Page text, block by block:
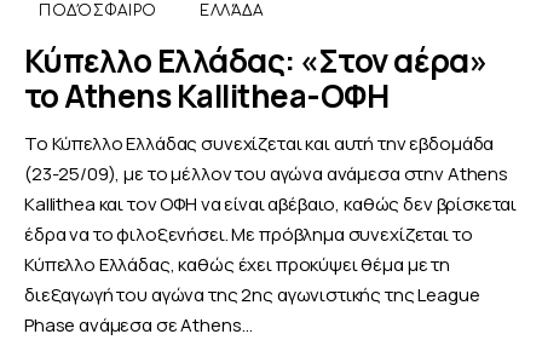
ΠΟΔΌΣΦΑΙΡΟ ΕΛΛΆΔΑ
Κύπελλο Ελλάδας: «Στον αέρα»
το Athens Kallithea-ΟΦΗ
Το Κύπελλο Ελλάδας συνεχίζεται και αυτή την εβδομάδα
(23-25/09), με το μέλλον του αγώνα ανάμεσα στην Athens
Kallithea και τον ΟΦΗ να είναι αβέβαιο, καθώς δεν βρίσκεται
έδρα να το φιλοξενήσει. Με πρόβλημα συνεχίζεται το
Κύπελλο Ελλάδας, καθώς έχει προκύψει θέμα με τη
διεξαγωγή του αγώνα της 2ης αγωνιστικής της League
Phase ανάμεσα σε Athens…